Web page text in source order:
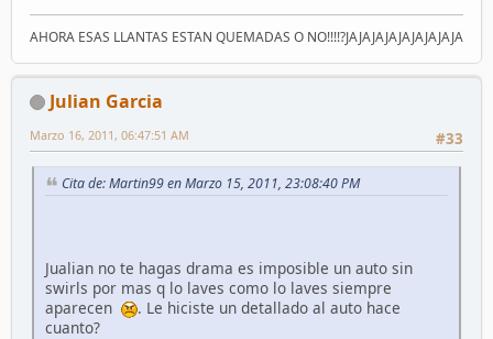
AHORA ESAS LLANTAS ESTAN QUEMADAS O NO!!!!?JAJAJAJAJAJAJAJAJA
Julian Garcia
#33
Marzo 16, 2011, 06:47:51 AM
Cita de: Martin99 en Marzo 15, 2011, 23:08:40 PM
Jualian no te hagas drama es imposible un auto sin
swirls por mas q lo laves como lo laves siempre
aparecen
. Le hiciste un detallado al auto hace
cuanto?